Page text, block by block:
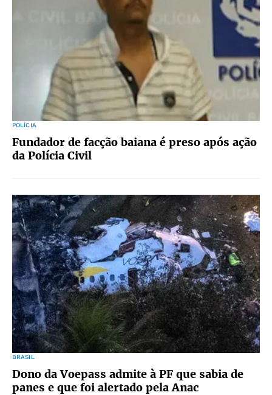
POLÍCIA
Fundador de facção baiana é preso após ação
da Polícia Civil
BRASIL
Dono da Voepass admite à PF que sabia de
panes e que foi alertado pela Anac